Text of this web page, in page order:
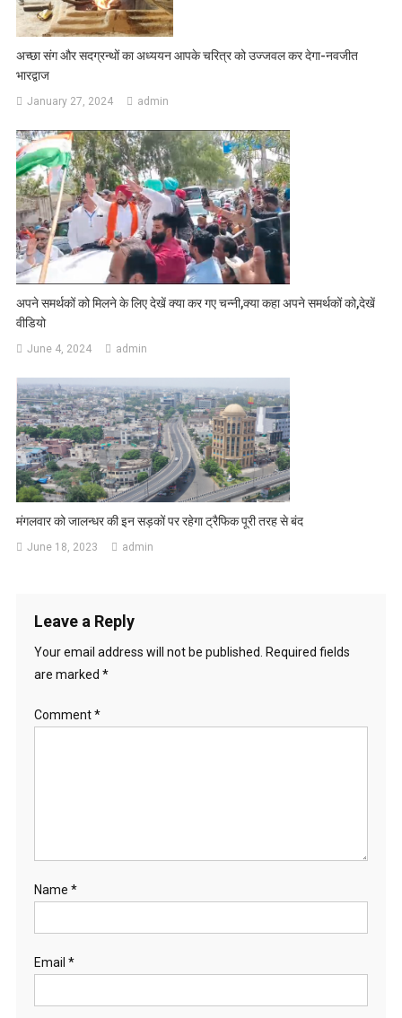
अच्छा संग और सदग्रन्थों का अध्ययन आपके चरित्र को उज्जवल कर देगा-नवजीत
भारद्वाज
January 27, 2024 admin
अपने समर्थकों को मिलने के लिए देखें क्या कर गए चन्नी,क्या कहा अपने समर्थकों को,देखें
वीडियो
June 4, 2024 admin
मंगलवार को जालन्धर की इन सड़कों पर रहेगा ट्रैफिक पूरी तरह से बंद
June 18, 2023 admin
Leave a Reply
Your email address will not be published. Required fields
are marked *
Comment*
Name *
Email *